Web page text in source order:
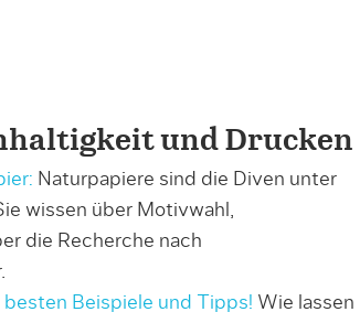
und Drucken
Naturpapiere sind die Diven unter
wissen über Motivwahl,
die Recherche nach
Beispiele und Tipps! Wie lassen